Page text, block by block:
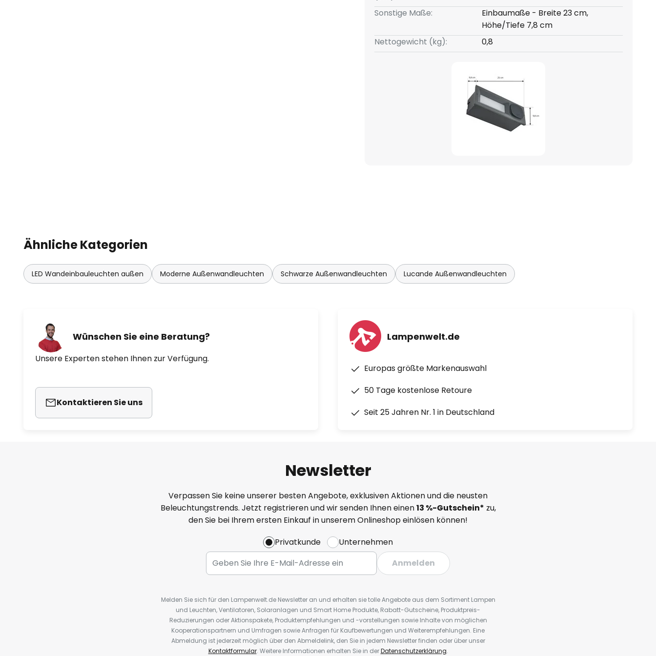
Sonstige Maße:
Einbaumaße - Breite 23 cm,
Höhe/Tiefe 7,8 cm
Nettogewicht (kg):
0,8
Ähnliche Kategorien
LED Wandeinbauleuchten außen Moderne Außenwandleuchten Schwarze Außenwandleuchten Lucande Außenwandleuchten
Wünschen Sie eine Beratung?
Unsere Experten stehen Ihnen zur Verfügung.
Kontaktieren Sie uns
Lampenwelt.de
Europas größte Markenauswahl
50 Tage kostenlose Retoure
Seit 25 Jahren Nr. 1 in Deutschland
Newsletter
Verpassen Sie keine unserer besten Angebote, exklusiven Aktionen und die neusten
Beleuchtungstrends. Jetzt registrieren und wir senden Ihnen einen13 %-Gutschein* zu,
den Sie bei Ihrem ersten Einkauf in unserem Onlineshop einlösen können!
Privatkunde
Unternehmen
Anmelden
Melden Sie sich für den Lampenwelt.de Newsletter an und erhalten sie tolle Angebote aus dem Sortiment Lampen
und Leuchten, Ventilatoren, Solaranlagen und Smart Home Produkte, Rabatt-Gutscheine, Produktpreis-
Reduzierungen oder Aktionspakete, Produktempfehlungen und -vorstellungen sowie Inhalte von möglichen
Kooperationspartnern und Umfragen sowie Anfragen für Kaufbewertungen und Weiterempfehlungen. Eine
Abmeldung ist jederzeit möglich über den Abmeldelink, den Sie in jedem Newsletter finden oder über unser
Kontaktformular. Weitere Informationen erhalten Sie in derDatenschutzerklärung.